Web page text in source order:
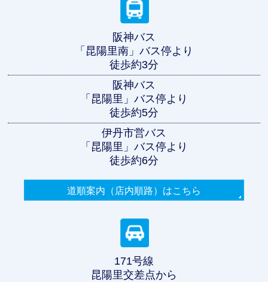
阪神バス
「昆陽里南」バス停より
徒歩約3分
阪神バス
「昆陽里」バス停より
徒歩約5分
伊丹市営バス
「昆陽里」バス停より
徒歩約6分
道順案内（店内順路） はこちら
171号線
昆陽里交差点から